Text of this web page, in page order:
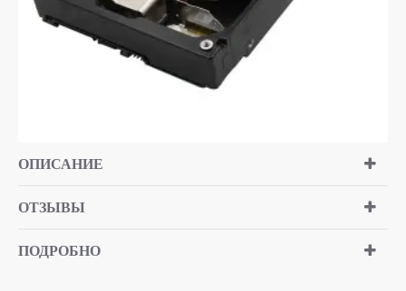
ОПИСАНИЕ
ОТЗЫВЫ
ПОДРОБНО